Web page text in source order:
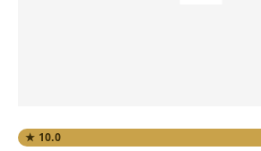
★ 10.0